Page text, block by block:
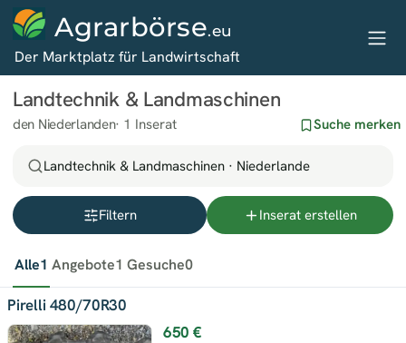
Agrarbörse.eu
Der Marktplatz für Landwirtschaft
Landtechnik & Landmaschinen
den Niederlanden 1 Inserat Suche merken
Landtechnik & Landmaschinen · Niederlande
Filtern Inserat erstellen
Alle1 Angebote1 Gesuche0
Pirelli 480/70R30
650 €